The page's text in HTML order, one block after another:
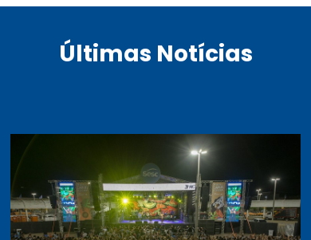
Últimas Notícias